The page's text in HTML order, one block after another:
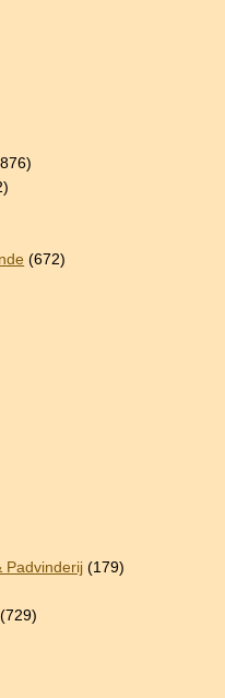
(672)
Padvinderij (179)
(729)